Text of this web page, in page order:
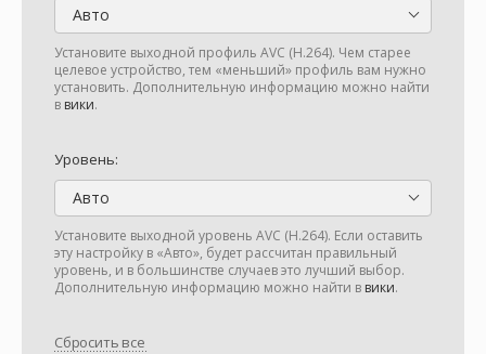
Авто
Установите выходной профиль AVC (H.264). Чем старее
целевое устройство, тем «меньший» профиль вам нужно
установить. Дополнительную информацию можно найти
в вики.
Уровень:
Авто
Установите выходной уровень AVC (H.264). Если оставить
эту настройку в «Авто», будет рассчитан правильный
уровень, и в большинстве случаев это лучший выбор.
Дополнительную информацию можно найти в вики.
Сбросить все